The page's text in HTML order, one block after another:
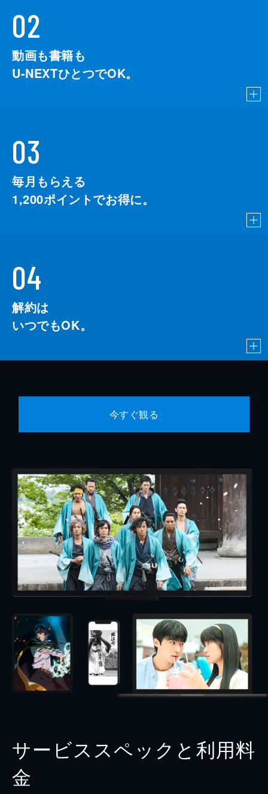
02
動画も書籍も
U-NEXTひとつでOK。
03
毎月もらえる
1,200ポイントでお得に。
04
解約は
いつでもOK。
今すぐ観る
サービススペックと利用料
金